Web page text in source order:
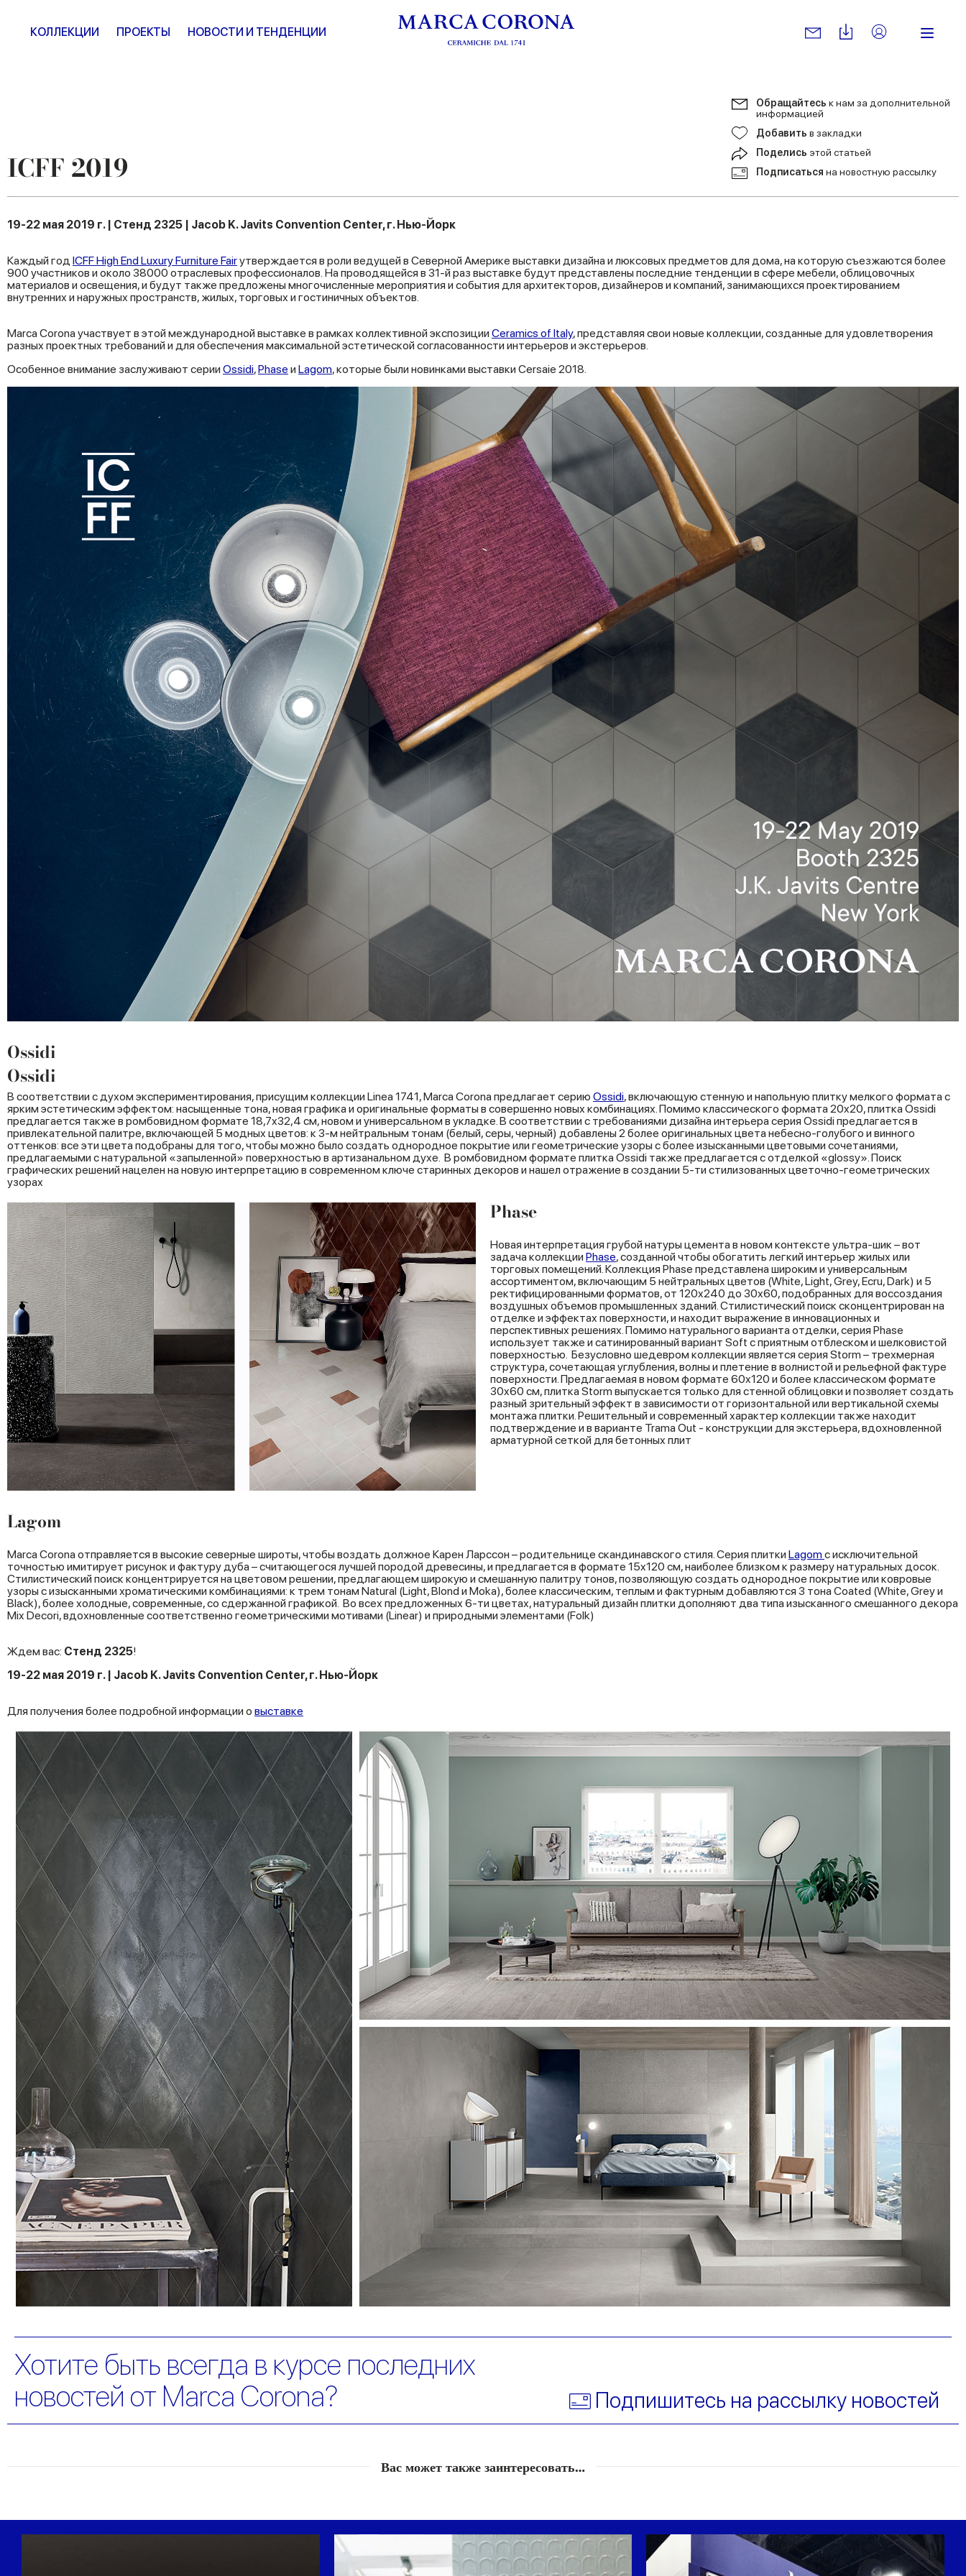
КОЛЛЕКЦИИ ПРОЕКТЫ НОВОСТИ И ТЕНДЕНЦИИ
ICFF 2019
Обращайтесь к нам за дополнительной
информацией
Добавить в закладки
Поделись этой статьей
Подписаться на новостную рассылку
19-22 мая 2019 г. | Стенд 2325 | Jacob K. Javits Convention Center, г. Нью-Йорк
Каждый год ICFF High End Luxury Furniture Fairутверждается в роли ведущей в Северной Америке выставки дизайна и люксовых предметов для дома, на которую съезжаются более
900 участников и около 38000 отраслевых профессионалов. На проводящейся в 31-й раз выставке будут представлены последние тенденции в сфере мебели, облицовочных
материалов и освещения, и будут также предложены многочисленные мероприятия и события для архитекторов, дизайнеров и компаний, занимающихся проектированием
внутренних и наружных пространств, жилых, торговых и гостиничных объектов.
Marca Corona участвует в этой международной выставке в рамках коллективной экспозиции Ceramics of Italy, представляя свои новые коллекции, созданные для удовлетворения
разных проектных требований и для обеспечения максимальной эстетической согласованности интерьеров и экстерьеров.
Особенное внимание заслуживают серии Ossidi,Phase и Lagom, которые были новинками выставки Cersaie 2018.
Ossidi
Ossidi
В соответствии с духом экспериментирования, присущим коллекции Linea 1741, Marca Corona предлагает серию Ossidi, включающую стенную и напольную плитку мелкого формата с
ярким эстетическим эффектом: насыщенные тона, новая графика и оригинальные форматы в совершенно новых комбинациях. Помимо классического формата 20x20, плитка Ossidi
предлагается также в ромбовидном формате 18,7x32,4 см, новом и универсальном в укладке. В соответствии с требованиями дизайна интерьера серия Ossidi предлагается в
привлекательной палитре, включающей 5 модных цветов: к 3-м нейтральным тонам (белый, серы, черный) добавлены 2 более оригинальных цвета небесно-голубого и винного
оттенков: все эти цвета подобраны для того, чтобы можно было создать однородное покрытие или геометрические узоры с более изысканными цветовыми сочетаниями,
предлагаемыми с натуральной «запыленной» поверхностью в артизанальном духе. В ромбовидном формате плитка Ossidi также предлагается с отделкой «glossy». Поиск
графических решений нацелен на новую интерпретацию в современном ключе старинных декоров и нашел отражение в создании 5-ти стилизованных цветочно-геометрических
узорах
Phase
Новая интерпретация грубой натуры цемента в новом контексте ультра-шик – вот
задача коллекции Phase, созданной чтобы обогатить легкий интерьер жилых или
торговых помещений. Коллекция Phase представлена широким и универсальным
ассортиментом, включающим 5 нейтральных цветов (White, Light, Grey, Ecru, Dark) и 5
ректифицированными форматов, от 120x240 до 30x60, подобранных для воссоздания
воздушных объемов промышленных зданий. Стилистический поиск сконцентрирован на
отделке и эффектах поверхности, и находит выражение в инновационных и
перспективных решениях. Помимо натурального варианта отделки, серия Phase
использует также и сатинированный вариант Soft с приятным отблеском и шелковистой
поверхностью. Безусловно шедевром коллекции является серия Storm – трехмерная
структура, сочетающая углубления, волны и плетение в волнистой и рельефной фактуре
поверхности. Предлагаемая в новом формате 60x120 и более классическом формате
30x60 см, плитка Storm выпускается только для стенной облицовки и позволяет создать
разный зрительный эффект в зависимости от горизонтальной или вертикальной схемы
монтажа плитки. Решительный и современный характер коллекции также находит
подтверждение и в варианте Trama Out - конструкции для экстерьера, вдохновленной
арматурной сеткой для бетонных плит
Lagom
Marca Corona отправляется в высокие северные широты, чтобы воздать должное Карен Ларссон – родительнице скандинавского стиля. Серия плитки Lagomс исключительной
точностью имитирует рисунок и фактуру дуба – считающегося лучшей породой древесины, и предлагается в формате 15x120 см, наиболее близком к размеру натуральных досок.
Стилистический поиск концентрируется на цветовом решении, предлагающем широкую и смешанную палитру тонов, позволяющую создать однородное покрытие или ковровые
узоры с изысканными хроматическими комбинациями: к трем тонам Natural (Light, Blond и Moka), более классическим, теплым и фактурным добавляются 3 тона Coated (White, Grey и
Black), более холодные, современные, со сдержанной графикой. Во всех предложенных 6-ти цветах, натуральный дизайн плитки дополняют два типа изысканного смешанного декора
Mix Decori, вдохновленные соответственно геометрическими мотивами (Linear) и природными элементами (Folk)
Ждем вас: Стенд 2325!
19-22 мая 2019 г. | Jacob K. Javits Convention Center, г. Нью-Йорк
Для получения более подробной информации о выставке
Хотите быть всегда в курсе последних
новостей от Marca Corona?
Подпишитесь на рассылку новостей
Вас может также заинтересовать…